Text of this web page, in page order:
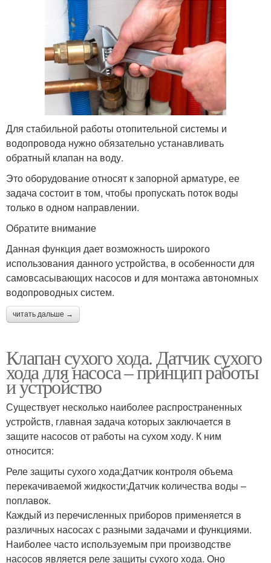
Для стабильной работы отопительной системы и
водопровода нужно обязательно устанавливать
обратный клапан на воду.
Это оборудование относят к запорной арматуре, ее
задача состоит в том, чтобы пропускать поток воды
только в одном направлении.
Обратите внимание
Данная функция дает возможность широкого
использования данного устройства, в особенности для
самовсасывающих насосов и для монтажа автономных
водопроводных систем.
читать дальше →
Клапан сухого хода. Датчик сухого
хода для насоса – принцип работы
и устройство
Существует несколько наиболее распространенных
устройств, главная задача которых заключается в
защите насосов от работы на сухом ходу. К ним
относится:
Реле защиты сухого хода;Датчик контроля объема
перекачиваемой жидкости;Датчик количества воды –
поплавок.
Каждый из перечисленных приборов применяется в
различных насосах с разными задачами и функциями.
Наиболее часто используемым при производстве
насосов является реле защиты сухого хода. Оно